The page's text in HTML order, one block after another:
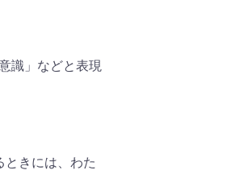
識」などと表現
ときには、わた